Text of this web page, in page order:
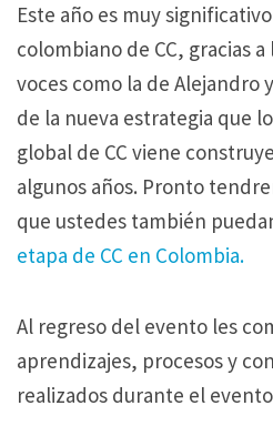
Este año es muy
colombiano de CC, gracias
voces como la de Alejandro
de la nueva estrategia que
global de CC viene
algunos años. Pronto
que ustedes también
etapa de CC en Colombia.
Al regreso del evento les
aprendizajes, procesos y
realizados durante el